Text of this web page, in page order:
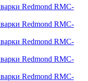
Redmond RMC-
Redmond RMC-
Redmond RMC-
Redmond RMC-
Redmond RMC-